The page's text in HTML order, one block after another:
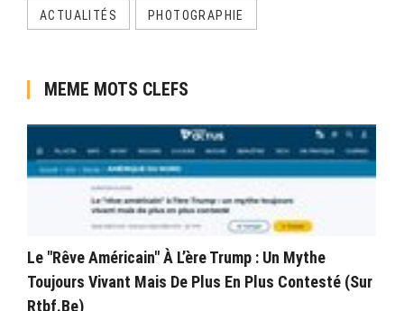
ACTUALITÉS PHOTOGRAPHIE
MEME MOTS CLEFS
Le "rêve Américain" À L’ère Trump : Un Mythe
Toujours Vivant Mais De Plus En Plus Contesté (sur
Rtbf.be)